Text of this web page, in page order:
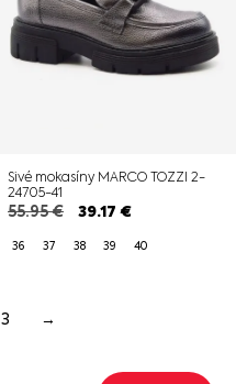
Sivé mokasíny MARCO TOZZI 2-
24705-41
55.95€ 39.17 €
36 37 38 39 40
3 →